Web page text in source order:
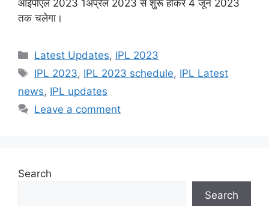
आईपीएल 2023 1अप्रैल 2023 से शुरू होकर 4 जून 2023
तक चलेगा।
Categories
Latest Updates, IPL 2023
Tags
IPL 2023, IPL 2023 schedule, IPL Latest
news, IPL updates
Leave a comment
Search
Search